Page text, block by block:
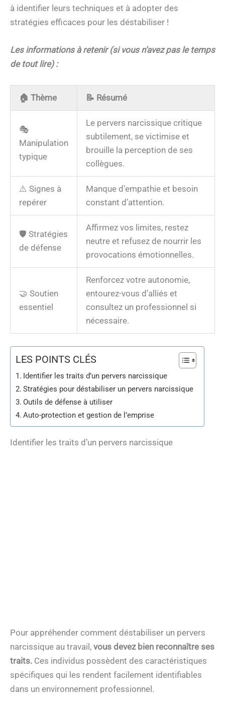
à identifier leurs techniques et à adopter des
stratégies efficaces pour les déstabiliser !
Les informations à retenir (si vous n’avez pas le temps
de tout lire) :
🏠 Thème 📝 Résumé
🎭
Manipulation
typique
Le pervers narcissique critique
subtilement, se victimise et
brouille la perception de ses
collègues.
⚠️ Signes à
repérer
Manque d’empathie et besoin
constant d’attention.
🛡️ Stratégies
de défense
Affirmez vos limites, restez
neutre et refusez de nourrir les
provocations émotionnelles.
🤝 Soutien
essentiel
Renforcez votre autonomie,
entourez-vous d’alliés et
consultez un professionnel si
nécessaire.
LES POINTS CLÉS
Identifier les traits d’un pervers narcissique
Stratégies pour déstabiliser un pervers narcissique
Outils de défense à utiliser
Auto-protection et gestion de l’emprise
Identifier les traits d’un pervers narcissique
Pour appréhender comment déstabiliser un pervers
narcissique au travail, vous devez bien reconnaître ses
traits. Ces individus possèdent des caractéristiques
spécifiques qui les rendent facilement identifiables
dans un environnement professionnel.